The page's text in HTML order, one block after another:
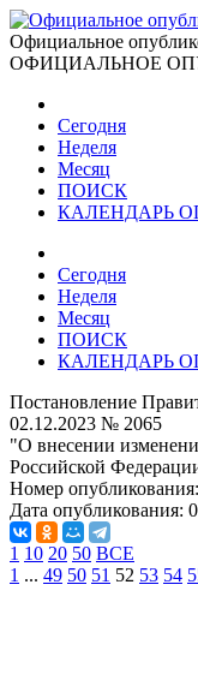
Официальное
ОФИЦИАЛЬНОЕ
Сегодня
Неделя
Месяц
ПОИСК
КАЛЕНДАРЬ
Сегодня
Неделя
Месяц
ПОИСК
КАЛЕНДАРЬ
Постановление
02.12.2023 № 2065
"О внесении
Российской
Номер опубликования:
Дата опубликования:
1 10 20 50 ВСЕ
1 ... 49 50 51 52 53 54